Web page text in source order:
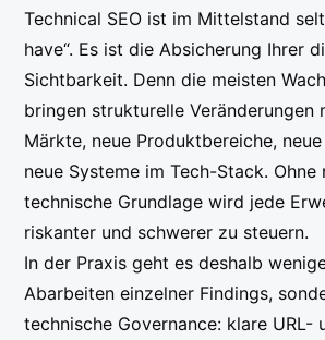
Technical SEO ist im Mittelstand
have“. Es ist die Absicherung Ihrer
Sichtbarkeit. Denn die meisten
bringen strukturelle Veränderungen
Märkte, neue Produktbereiche,
neue Systeme im Tech-Stack. Ohne
technische Grundlage wird jede
riskanter und schwerer zu steuern.
In der Praxis geht es deshalb
Abarbeiten einzelner Findings,
technische Governance: klare URL-